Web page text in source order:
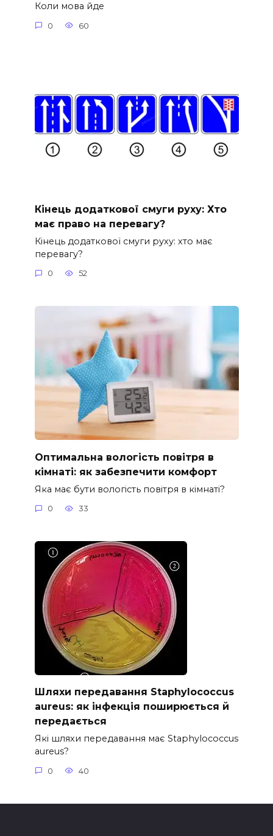
Коли мова йде
0 60
Кінець додаткової смуги руху: Хто
має право на перевагу?
Кінець додаткової смуги руху: хто має
перевагу?
0 52
Оптимальна вологість повітря в
кімнаті: як забезпечити комфорт
Яка має бути вологість повітря в кімнаті?
0 33
Шляхи передавання Staphylococcus
aureus: як інфекція поширюється й
передається
Які шляхи передавання має Staphylococcus
aureus?
0 40